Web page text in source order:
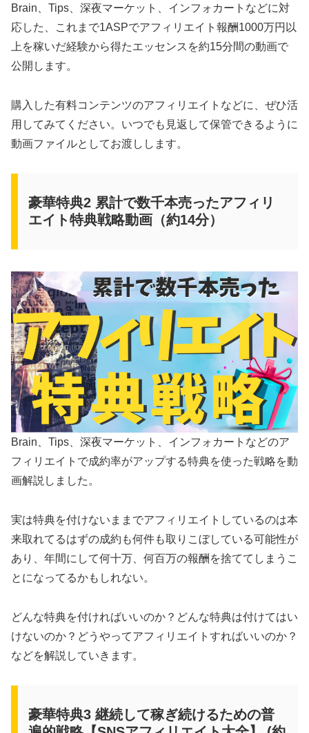
Brain、Tips、深夜マーケット、インフォカートなどに対
応した、これまで1ASPでアフィリエイト報酬1000万円以
上を稼いだ経験から得たエッセンスを約15分間の動画で
公開します。
購入した有料コンテンツのアフィリエイトなどに、ぜひ活
用してみてください。いつでも見返して保管できるように
動画ファイルとしてお渡しします。
豪華特典2 累計で数千本売ったアフィリ
エイト特典戦略動画（約14分）
Brain、Tips、深夜マーケット、インフォカートなどのア
フィリエイトで成約率がアップする特典を使った戦略を動
画解説しました。
実は特典を付けないままでアフィリエイトしているのは本
来取れてるはずの成約も何件も取りこぼしている可能性が
あり、年間にして何十万、何百万の報酬を捨ててしまうこ
とになってるかもしれない。
どんな特典を付ければいいのか？どんな特典は付けてはい
けないのか？どうやってアフィリエイトすればいいのか？
などを解説していきます。
豪華特典3 継続して稼ぎ続けるための普